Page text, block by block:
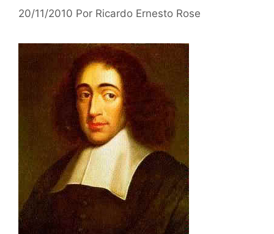
20/11/2010 Por Ricardo Ernesto Rose